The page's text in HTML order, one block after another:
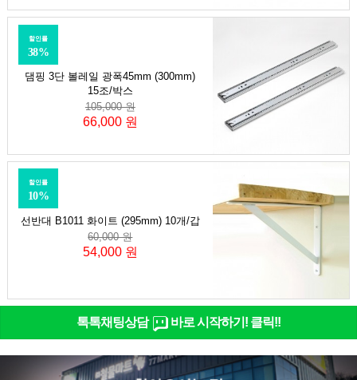
댐핑 3단 볼레일 광폭45mm (300mm)
15조/박스
할인률
38%
105,000 원
66,000 원
선반대 B1011 화이트 (295mm) 10개/갑
할인률
10%
60,000 원
54,000 원
톡톡채팅상담 바로 시작하기! 클릭!!